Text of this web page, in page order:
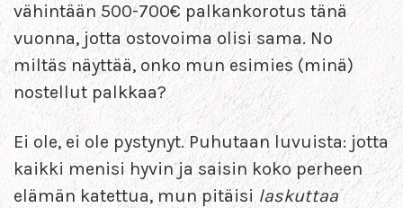
vähintään 500-700€ palkankorotus tänä
vuonna, jotta ostovoima olisi sama. No
miltäs näyttää, onko mun esimies (minä)
nostellut palkkaa?
Ei ole, ei ole pystynyt. Puhutaan luvuista: jotta
kaikki menisi hyvin ja saisin koko perheen
elämän katettua, mun pitäisi laskuttaa